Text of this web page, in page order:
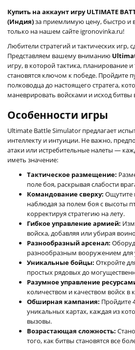
Купить на аккаунт игру ULTIMATE
(Индия)за приемлимую цену, быстро и
только на нашем сайте igronovinka.ru!
Любители стратегий и тактических игр,
Представляем вашему вниманию
игру, в которой тактика, планирование
становятся ключом к победе. Пройдите
полководца до настоящего стратега,
маневрировать войсками и исход битвы
Особенности игры
Ultimate Battle Simulator предлагает
интеллекту и интуиции. Не важно,
атаки или истребительные налеты —
иметь значение:
Тактическое размещение:
поле боя, раскрывая слабости
Командование сверху: Ощутите
наблюдая за полем боя с высоты
корректируя стратегию на лету.
Гибкое управление армией:
войска, добавляя или убирая
Разнообразный арсенал:
разнообразным вооружением для
Уникальные бойцы: Откройте
простых рядовых до
Разумное управление
количеством и качеством войск в
Обширная кампания: Пройдите
уникальных картах, каждая из
вызовы.
Возрастающая сложность:
того, как битвы становятся все